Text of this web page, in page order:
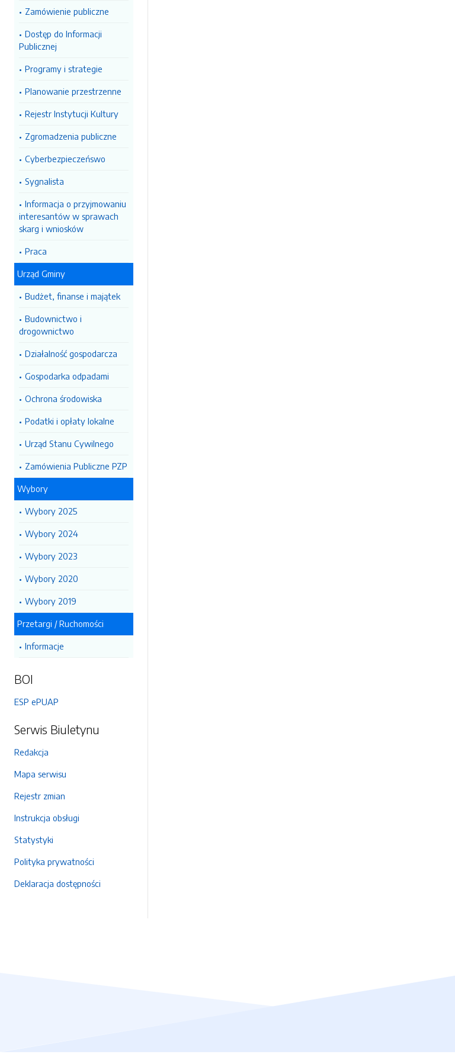
Zamówienie publiczne
Dostęp do Informacji
Publicznej
Programy i strategie
Planowanie przestrzenne
Rejestr Instytucji Kultury
Zgromadzenia publiczne
Cyberbezpieczeńswo
Sygnalista
Informacja o przyjmowaniu
interesantów w sprawach
skarg i wniosków
Praca
Urząd Gminy
Budżet, finanse i majątek
Budownictwo i
drogownictwo
Działalność gospodarcza
Gospodarka odpadami
Ochrona środowiska
Podatki i opłaty lokalne
Urząd Stanu Cywilnego
Zamówienia Publiczne PZP
Wybory
Wybory 2025
Wybory 2024
Wybory 2023
Wybory 2020
Wybory 2019
Przetargi / Ruchomości
Informacje
BOI
ESP ePUAP
Serwis Biuletynu
Redakcja
Mapa serwisu
Rejestr zmian
Instrukcja obsługi
Statystyki
Polityka prywatności
Deklaracja dostępności